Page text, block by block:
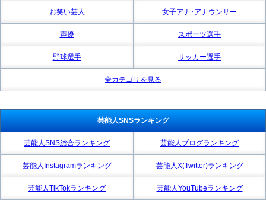
お笑い芸人 女子アナ･アナウンサー
声優 スポーツ選手
野球選手 サッカー選手
全カテゴリを見る
芸能人SNSランキング
芸能人SNS総合ランキング 芸能人ブログランキング
芸能人Instagramランキング 芸能人X(Twitter)ランキング
芸能人TikTokランキング 芸能人YouTubeランキング